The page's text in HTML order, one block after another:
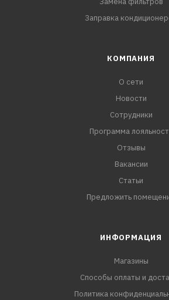
Заправка
КОМПАНИЯ
О сети
Новости
Сотрудники
Программа
Отзывы
Вакансии
Статьи
Предложить
ИНФОРМАЦИЯ
Магазины
Способы оплаты и
Политика